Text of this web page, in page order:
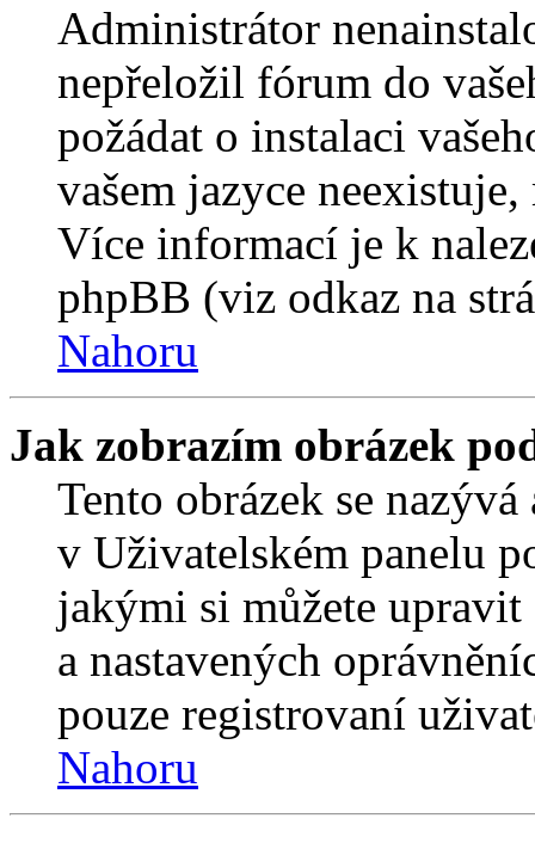
Administrátor
nepřeložil fórum do
požádat o instalaci
vašem jazyce
Více informací je k
phpBB (viz odkaz na
Nahoru
Jak zobrazím obrázek
Tento obrázek se
v Uživatelském panelu
jakými si můžete
a nastavených
pouze registrovaní
Nahoru